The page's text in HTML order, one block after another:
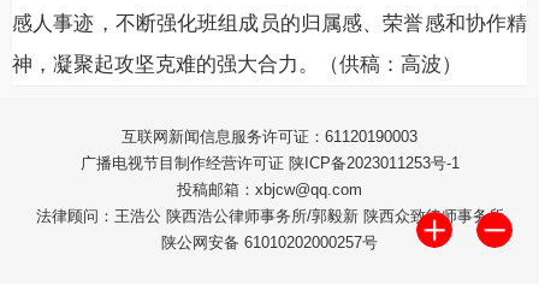
感人事迹，不断强化班组成员的归属感、荣誉感和协作精
神，凝聚起攻坚克难的强大合力。
（供稿：高波）
互联网新闻信息服务许可证：61120190003
广播电视节目制作经营许可证 陕ICP备2023011253号-1
投稿邮箱：xbjcw@qq.com
法律顾问：王浩公 陕西浩公律师事务所/郭毅新 陕西众致律师事务所
陕公网安备 61010202000257号